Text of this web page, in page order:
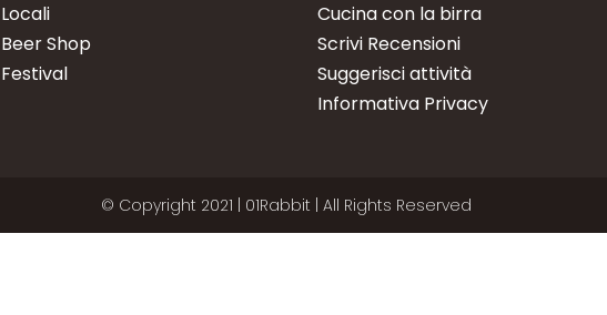
Locali
Beer Shop
Festival
Cucina con la birra
Scrivi Recensioni
Suggerisci attività
Informativa Privacy
© Copyright 2021 | 01Rabbit | All Rights Reserved